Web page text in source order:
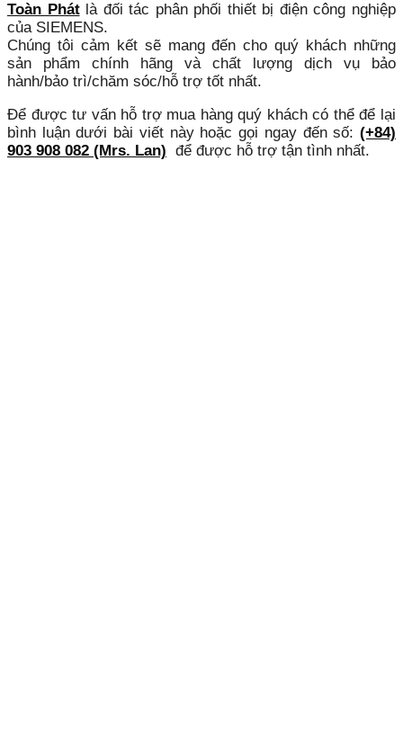
Toàn Phátlà đối tác phân phối thiết bị điện công nghiệp
của SIEMENS.
Chúng tôi cảm kết sẽ mang đến cho quý khách những
sản phẩm chính hãng và chất lượng dịch vụ bảo
hành/bảo trì/chăm sóc/hỗ trợ tốt nhất.
Để được tư vấn hỗ trợ mua hàng quý khách có thể để lại
bình luận dưới bài viết này hoặc gọi ngay đến số: (+84)
903 908 082 (Mrs. Lan) để được hỗ trợ tận tình nhất.